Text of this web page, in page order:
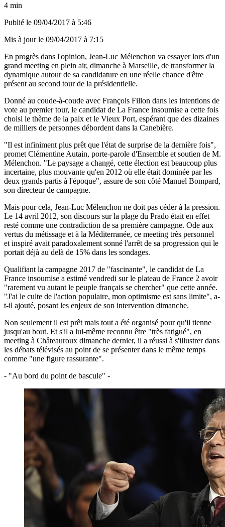
4 min
Publié le 09/04/2017 à 5:46
Mis à jour le 09/04/2017 à 7:15
En progrès dans l'opinion, Jean-Luc Mélenchon va essayer lors d'un
grand meeting en plein air, dimanche à Marseille, de transformer la
dynamique autour de sa candidature en une réelle chance d'être
présent au second tour de la présidentielle.
Donné au coude-à-coude avec François Fillon dans les intentions de
vote au premier tour, le candidat de La France insoumise a cette fois
choisi le thème de la paix et le Vieux Port, espérant que des dizaines
de milliers de personnes débordent dans la Canebière.
"Il est infiniment plus prêt que l'état de surprise de la dernière fois",
promet Clémentine Autain, porte-parole d'Ensemble et soutien de M.
Mélenchon. "Le paysage a changé, cette élection est beaucoup plus
incertaine, plus mouvante qu'en 2012 où elle était dominée par les
deux grands partis à l'époque", assure de son côté Manuel Bompard,
son directeur de campagne.
Mais pour cela, Jean-Luc Mélenchon ne doit pas céder à la pression.
Le 14 avril 2012, son discours sur la plage du Prado était en effet
resté comme une contradiction de sa première campagne. Ode aux
vertus du métissage et à la Méditerranée, ce meeting très personnel
et inspiré avait paradoxalement sonné l'arrêt de sa progression qui le
portait déjà au delà de 15% dans les sondages.
Qualifiant la campagne 2017 de "fascinante", le candidat de La
France insoumise a estimé vendredi sur le plateau de France 2 avoir
"rarement vu autant le peuple français se chercher" que cette année.
"J'ai le culte de l'action populaire, mon optimisme est sans limite", a-
t-il ajouté, posant les enjeux de son intervention dimanche.
Non seulement il est prêt mais tout a été organisé pour qu'il tienne
jusqu'au bout. Et s'il a lui-même reconnu être "très fatigué", en
meeting à Châteauroux dimanche dernier, il a réussi à s'illustrer dans
les débats télévisés au point de se présenter dans le même temps
comme "une figure rassurante".
- "Au bord du point de bascule" -